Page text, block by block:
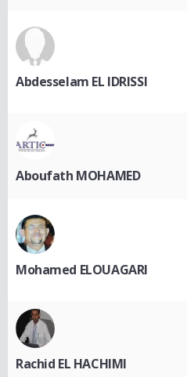
Abdesselam EL IDRISSI
Aboufath MOHAMED
Mohamed ELOUAGARI
Rachid EL HACHIMI